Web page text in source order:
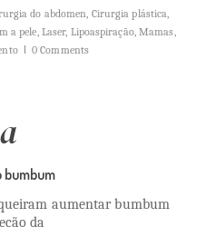
do abdomen Cirurgia plástica
a pele Laser, Lipoaspiração,Mamas
0 Comments
bumbum
aumentar bumbum
da